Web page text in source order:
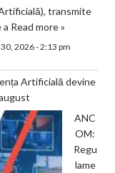
transmite
a Read more »
2026 - 2:13 pm
Artificială devine
ANC
OM:
Regu
lame